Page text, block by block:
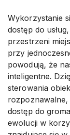
Wykorzystanie
dostęp do
przestrzeni
przy
powodują, że
inteligentne.
sterowania
rozpoznawalne,
dostęp do
ewolucji w